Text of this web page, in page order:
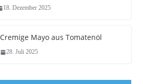
18. Dezember 2025
Cremige Mayo aus Tomatenöl
28. Juli 2025